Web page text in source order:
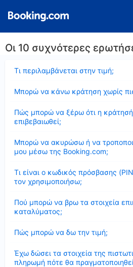
Οι 10 συχνότερες
Τι περιλαμβάνεται στην τιμή;
Μπορώ να κάνω κράτηση χωρίς
Πώς μπορώ να ξέρω ότι η κράτησή
επιβεβαιωθεί;
Μπορώ να ακυρώσω ή να
μου μέσω της Booking.com;
Τι είναι ο κωδικός πρόσβασης
τον χρησιμοποιήσω;
Πού μπορώ να βρω τα στοιχεία
καταλύματος;
Πώς μπορώ να δω την τιμή;
Έχω δώσει τα στοιχεία της
πληρωμή πότε θα